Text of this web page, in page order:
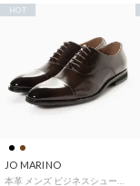
JO MARINO
HOT